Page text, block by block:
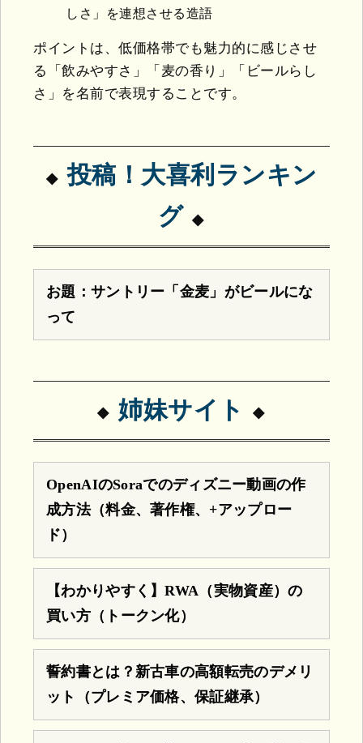
しさ」を連想させる造語
ポイントは、低価格帯でも魅力的に感じさせ
る「飲みやすさ」「麦の香り」「ビールらし
さ」を名前で表現することです。
投稿！大喜利ランキン
グ
お題：サントリー「金麦」がビールにな
って
姉妹サイト
OpenAIのSoraでのディズニー動画の作
成方法（料金、著作権、+アップロー
ド）
【わかりやすく】RWA（実物資産）の
買い方（トークン化）
誓約書とは？新古車の高額転売のデメリ
ット（プレミア価格、保証継承）